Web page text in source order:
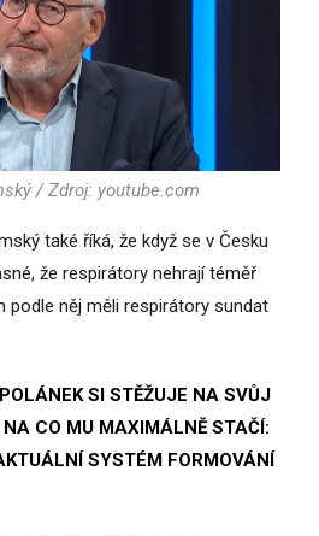
/ Zdroj: youtube.com
také říká, že když se v Česku
že respirátory nehrají téměř
podle něj měli respirátory sundat
SI STĚŽUJE NA SVŮJ
CO MU MAXIMÁLNĚ STAČÍ:
SYSTÉM FORMOVÁNÍ